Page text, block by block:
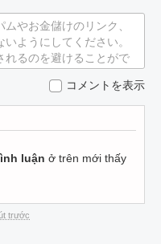
やお金儲けのリンク、
ようにしてください。
れるのを避けることがで
コメントを表示
luận ở trên mới thấy
trước